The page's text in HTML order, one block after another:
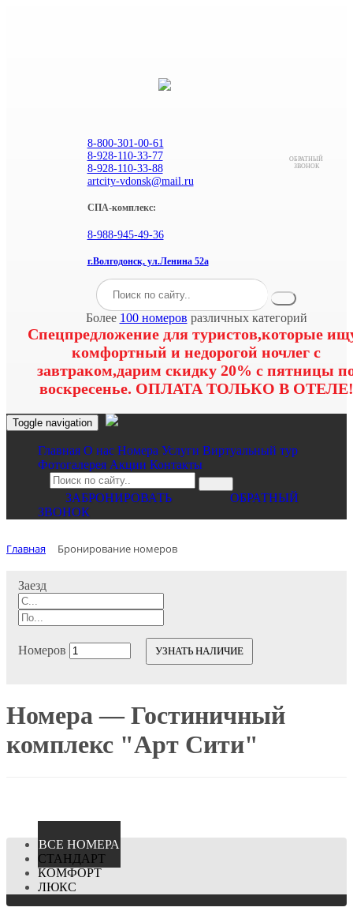
8-800-301-00-61
8-928-110-33-77
8-928-110-33-88
artcity-vdonsk@mail.ru
СПА-комплекс:
8-988-945-49-36
г.Волгодонск, ул.Ленина 52а
ОБРАТНЫЙ
ЗВОНОК
Более 100 номеров различных категорий
Спецпредложение для туристов,которые
комфортный и недорогой ночлег с
завтраком,дарим скидку 20% с пятницы
воскресенье. ОПЛАТА ТОЛЬКО В ОТЕЛЕ!
Toggle navigation
Главная O нас Номера Услуги Виртуальный тур
Фотогалерея Акции Контакты
ЗАБРОНИРОВАТЬ
ОБРАТНЫЙ
ЗВОНОК
Главная Бронирование номеров
Заезд
Номеров УЗНАТЬ НАЛИЧИЕ
Номера — Гостиничный
комплекс "Арт Сити"
ВCЕ НОМЕРА
СТАНДАРТ
КОМФОРТ
ЛЮКС